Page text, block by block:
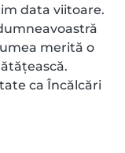
data viitoare.
merită o
ca Încălcări